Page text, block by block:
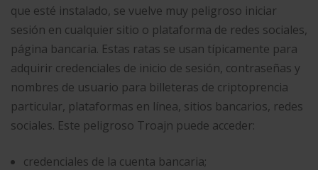
que esté instalado, se vuelve muy peligroso iniciar
sesión en cualquier sitio o plataforma de redes sociales,
página bancaria. Estas ratas se usan típicamente para
adquirir credenciales de inicio de sesión, contraseñas y
nombres de usuario para billeteras de criptoprencia
particular, plataformas en línea, sitios bancarios, redes
sociales. Este peligroso Troajn puede acceder:
credenciales de la cuenta bancaria;